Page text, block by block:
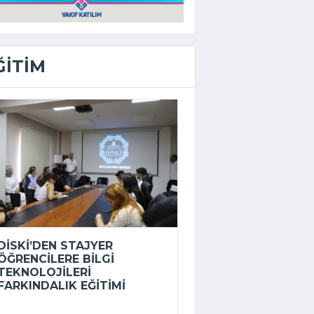
STAJYER
BILGI
EĞITIMI